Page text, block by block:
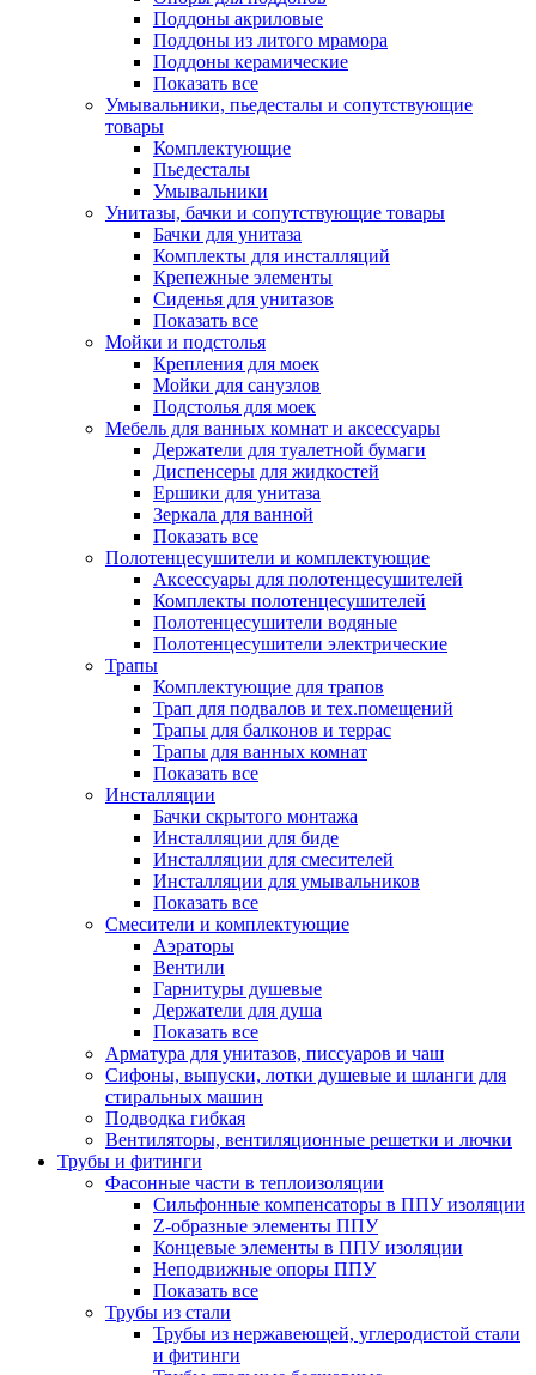
Поддоны акриловые
Поддоны из литого мрамора
Поддоны керамические
Показать все
Умывальники, пьедесталы и сопутствующие
товары
Комплектующие
Пьедесталы
Умывальники
Унитазы, бачки и сопутствующие товары
Бачки для унитаза
Комплекты для инсталляций
Крепежные элементы
Сиденья для унитазов
Показать все
Мойки и подстолья
Крепления для моек
Мойки для санузлов
Подстолья для моек
Мебель для ванных комнат и аксессуары
Держатели для туалетной бумаги
Диспенсеры для жидкостей
Ершики для унитаза
Зеркала для ванной
Показать все
Полотенцесушители и комплектующие
Аксессуары для полотенцесушителей
Комплекты полотенцесушителей
Полотенцесушители водяные
Полотенцесушители электрические
Трапы
Комплектующие для трапов
Трап для подвалов и тех.помещений
Трапы для балконов и террас
Трапы для ванных комнат
Показать все
Инсталляции
Бачки скрытого монтажа
Инсталляции для биде
Инсталляции для смесителей
Инсталляции для умывальников
Показать все
Смесители и комплектующие
Аэраторы
Вентили
Гарнитуры душевые
Держатели для душа
Показать все
Арматура для унитазов, писсуаров и чаш
Сифоны, выпуски, лотки душевые и шланги для
стиральных машин
Подводка гибкая
Вентиляторы, вентиляционные решетки и лючки
Трубы и фитинги
Фасонные части в теплоизоляции
Cильфонные компенсаторы в ППУ изоляции
Z-образные элементы ППУ
Концевые элементы в ППУ изоляции
Неподвижные опоры ППУ
Показать все
Трубы из стали
Трубы из нержавеющей, углеродистой стали
и фитинги